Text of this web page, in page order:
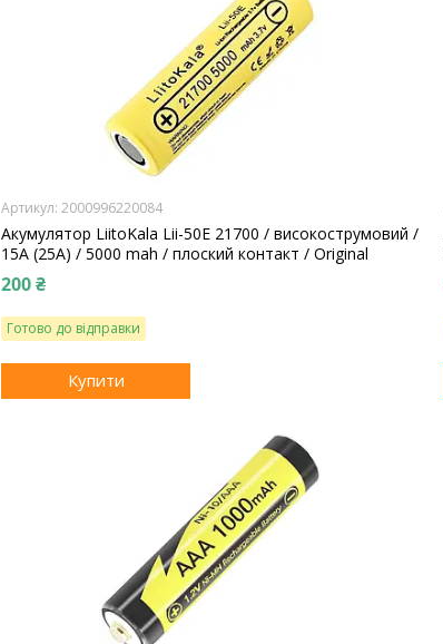
2000996220084
Акумулятор LiitoKala Lii-50E 21700 / високострумовий /
15А (25A) / 5000 mah / плоский контакт / Original
200 ₴
Готово до відправки
Купити